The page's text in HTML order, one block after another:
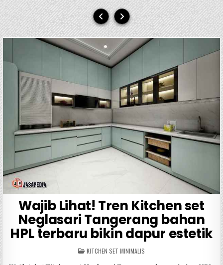
Wajib Lihat! Tren Kitchen set
Neglasari Tangerang bahan
HPL terbaru bikin dapur estetik
POSTED
IN
KITCHEN SET MINIMALIS